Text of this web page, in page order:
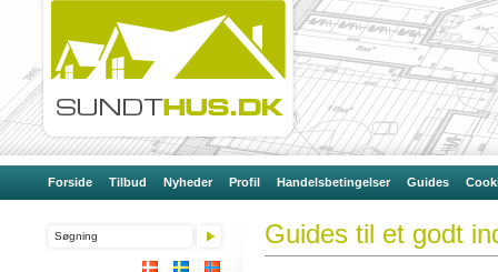
Forside Tilbud Nyheder Profil Handelsbetingelser Guides
Guides til et godt